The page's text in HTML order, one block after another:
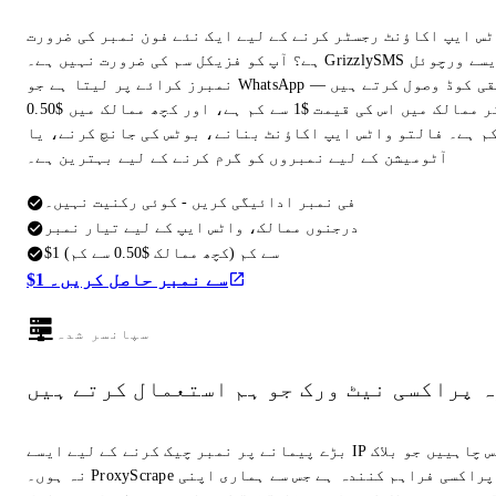
ایپ اکاؤنٹ رجسٹر کرنے کے لیے ایک نئے فون نمبر کی ضرورت
ہے؟ آپ کو فزیکل سم کی ضرورت نہیں ہے۔ GrizzlySMS ایسے ورچوئل
نمبرز کرائے پر لیتا ہے جو WhatsApp تصدیقی کوڈ وصول کرتے ہیں —
زیادہ تر ممالک میں اس کی قیمت $1 سے کم ہے، اور کچھ ممالک میں $0.50
ہے۔ فالتو واٹس ایپ اکاؤنٹ بنانے، بوٹس کی جانچ کرنے، یا
آٹومیشن کے لیے نمبروں کو گرم کرنے کے لیے بہترین ہے۔
فی نمبر ادائیگی کریں - کوئی رکنیت نہیں۔
درجنوں ممالک، واٹس ایپ کے لیے تیار نمبر
$1 سے کم (کچھ ممالک $0.50 سے کم)
$1 سے نمبر حاصل کریں۔
سپانسر شدہ
پراکسی نیٹ ورک جو ہم استعمال کرتے ہیں
بڑے پیمانے پر نمبر چیک کرنے کے لیے ایسے IP ایڈریس چاہییں جو بلاک
نہ ہوں۔ ProxyScrape وہی پراکسی فراہم کنندہ ہے جس سے ہماری اپنی